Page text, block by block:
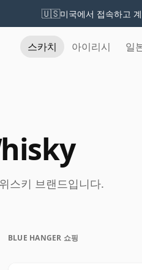
🇺🇸미국에서 접속하고
스카치 아이리시 일
스키 브랜드입니다.
BLUE HANGER 쇼핑